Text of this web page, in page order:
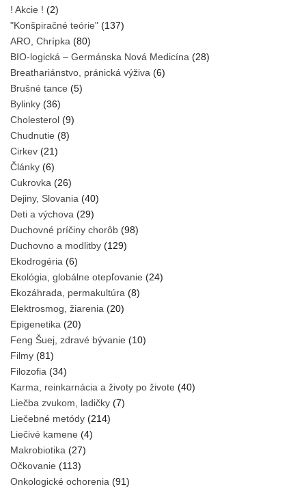
! Akcie ! (2)
"Konšpiračné teórie" (137)
ARO, Chrípka (80)
BIO-logická – Germánska Nová Medicína (28)
Breathariánstvo, pránická výživa (6)
Brušné tance (5)
Bylinky (36)
Cholesterol (9)
Chudnutie (8)
Cirkev (21)
Články (6)
Cukrovka (26)
Dejiny, Slovania (40)
Deti a výchova (29)
Duchovné príčiny chorôb (98)
Duchovno a modlitby (129)
Ekodrogéria (6)
Ekológia, globálne otepľovanie (24)
Ekozáhrada, permakultúra (8)
Elektrosmog, žiarenia (20)
Epigenetika (20)
Feng Šuej, zdravé bývanie (10)
Filmy (81)
Filozofia (34)
Karma, reinkarnácia a životy po živote (40)
Liečba zvukom, ladičky (7)
Liečebné metódy (214)
Liečivé kamene (4)
Makrobiotika (27)
Očkovanie (113)
Onkologické ochorenia (91)